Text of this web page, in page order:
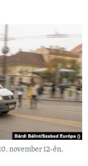
november 12-én.